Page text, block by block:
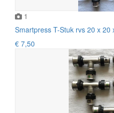
1
Smartpress T-Stuk rvs 20 x
€ 7,50